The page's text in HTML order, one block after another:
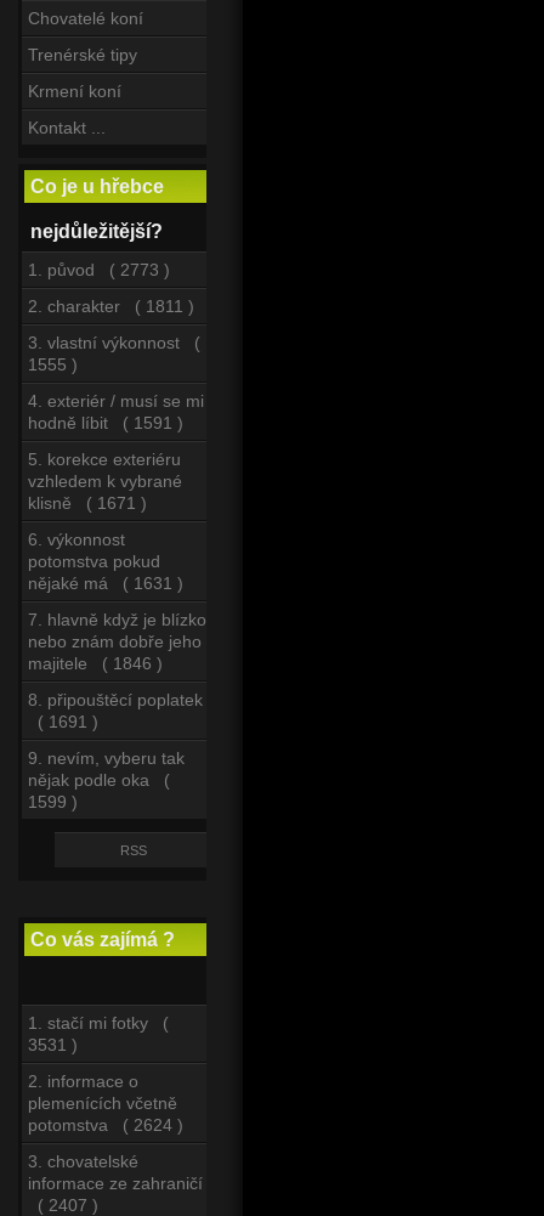
Chovatelé koní
Trenérské tipy
Krmení koní
Kontakt ...
Co je u hřebce
nejdůležitější?
1. původ ( 2773 )
2. charakter ( 1811 )
3. vlastní výkonnost (
1555 )
4. exteriér / musí se mi
hodně líbit ( 1591 )
5. korekce exteriéru
vzhledem k vybrané
klisně ( 1671 )
6. výkonnost
potomstva pokud
nějaké má ( 1631 )
7. hlavně když je blízko
nebo znám dobře jeho
majitele ( 1846 )
8. připouštěcí poplatek
( 1691 )
9. nevím, vyberu tak
nějak podle oka (
1599 )
RSS
Co vás zajímá ?
1. stačí mi fotky (
3531 )
2. informace o
plemenících včetně
potomstva ( 2624 )
3. chovatelské
informace ze zahraničí
( 2407 )